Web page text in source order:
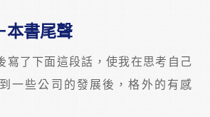
本書尾聲
寫了下面這段話，使我在思考自己
一些公司的發展後，格外的有感